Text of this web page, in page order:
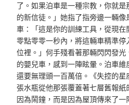
了。如果泊車是一種宗教，你就
的新信徒。」她指了指旁邊一輛
車：「這是你的訓練工具，從現
零點零零一秒內，將這輛車精準
位裡。」何手殘看著那輛閃閃發光
的嬰兒車，感到一陣眩暈。泊車
還要無理頭一百萬倍。《失控的星
張水瓶從他那張覆蓋著七層舊報
因為鬧鐘，而是因為屋頂傳來了一